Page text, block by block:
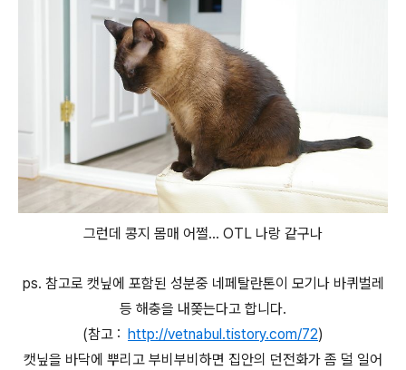
그런데 콩지 몸매 어쩔... OTL 나랑 같구나
ps. 참고로 캣닢에 포함된 성분중 네페탈란톤이 모기나 바퀴벌레
등 해충을 내쫒는다고 합니다.
(참고 : http://vetnabul.tistory.com/72)
캣닢을 바닥에 뿌리고 부비부비하면 집안의 던전화가 좀 덜 일어